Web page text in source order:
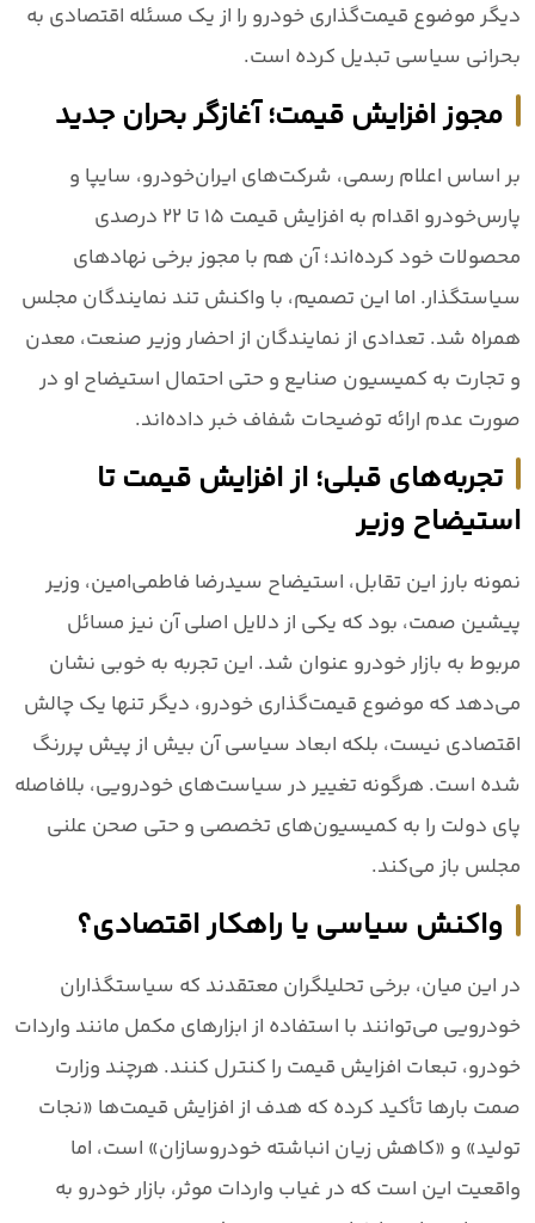
دیگر موضوع قیمت‌گذاری خودرو را از یک مسئله اقتصادی به
بحرانی سیاسی تبدیل کرده است.
مجوز افزایش قیمت؛ آغازگر بحران جدید
بر اساس اعلام رسمی، شرکت‌های ایران‌خودرو، سایپا و
پارس‌خودرو اقدام به افزایش قیمت ۱۵ تا ۲۲ درصدی
محصولات خود کرده‌اند؛ آن هم با مجوز برخی نهادهای
سیاستگذار. اما این تصمیم، با واکنش تند نمایندگان مجلس
همراه شد. تعدادی از نمایندگان از احضار وزیر صنعت، معدن
و تجارت به کمیسیون صنایع و حتی احتمال استیضاح او در
صورت عدم ارائه توضیحات شفاف خبر داده‌اند.
تجربه‌های قبلی؛ از افزایش قیمت تا
استیضاح وزیر
نمونه بارز این تقابل، استیضاح سیدرضا فاطمی‌امین، وزیر
پیشین صمت، بود که یکی از دلایل اصلی آن نیز مسائل
مربوط به بازار خودرو عنوان شد. این تجربه به خوبی نشان
می‌دهد که موضوع قیمت‌گذاری خودرو، دیگر تنها یک چالش
اقتصادی نیست، بلکه ابعاد سیاسی آن بیش از پیش پررنگ
شده است. هرگونه تغییر در سیاست‌های خودرویی، بلافاصله
پای دولت را به کمیسیون‌های تخصصی و حتی صحن علنی
مجلس باز می‌کند.
واکنش سیاسی یا راهکار اقتصادی؟
در این میان، برخی تحلیلگران معتقدند که سیاستگذاران
خودرویی می‌توانند با استفاده از ابزارهای مکمل مانند واردات
خودرو، تبعات افزایش قیمت را کنترل کنند. هرچند وزارت
صمت بارها تأکید کرده که هدف از افزایش قیمت‌ها «نجات
تولید» و «کاهش زیان انباشته خودروسازان» است، اما
واقعیت این است که در غیاب واردات موثر، بازار خودرو به